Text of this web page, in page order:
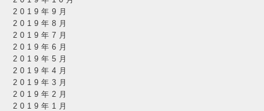
2019年9月
2019年8月
2019年7月
2019年6月
2019年5月
2019年4月
2019年3月
2019年2月
2019年1月